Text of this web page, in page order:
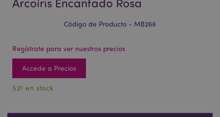
Código de Producto - MB266
Regístrate para ver nuestros precios
Accede a Precios
521 en stock